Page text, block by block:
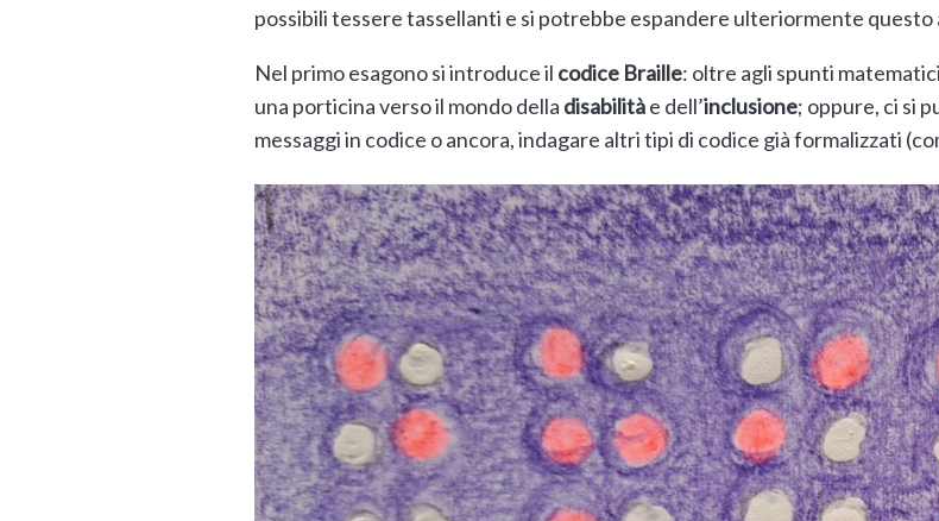
possibili tessere tassellanti e si potrebbe espandere ulteriormente
Nel primo esagono si introduce il codice Braille: oltre agli spunti
una porticina verso il mondo della disabilitàe dell’inclusione; oppure, ci si
messaggi in codice o ancora, indagare altri tipi di codice già formalizzati